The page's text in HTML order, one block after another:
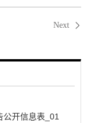
Next
开信息表_01